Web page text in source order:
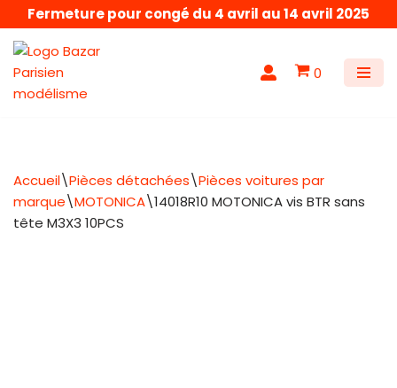
Aller
au
contenu
Fermeture pour congé du 4 avril au 14 avril 2025
0
Accueil\Pièces détachées\Pièces voitures par
marque\MOTONICA\14018R10 MOTONICA vis BTR sans
tête M3X3 10PCS